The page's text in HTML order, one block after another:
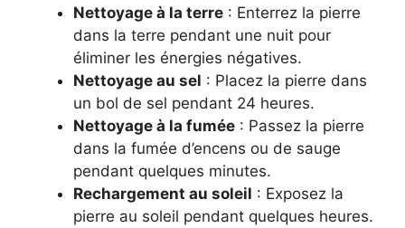
Nettoyage à la terre : Enterrez la pierre
dans la terre pendant une nuit pour
éliminer les énergies négatives.
Nettoyage au sel : Placez la pierre dans
un bol de sel pendant 24 heures.
Nettoyage à la fumée : Passez la pierre
dans la fumée d’encens ou de sauge
pendant quelques minutes.
Rechargement au soleil : Exposez la
pierre au soleil pendant quelques heures.